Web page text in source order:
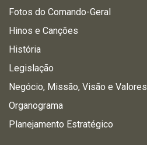
Fotos do Comando-Geral
Hinos e Canções
História
Legislação
Negócio, Missão, Visão e Valores
Organograma
Planejamento Estratégico